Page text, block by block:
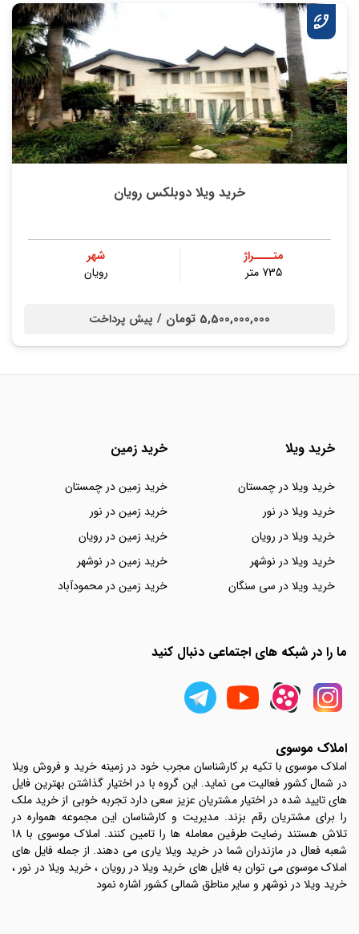
خرید ویلا دوبلکس رویان
متــــراژ
735 متر
شهر
رویان
5,500,000,000 تومان / پیش پرداخت
خرید ویلا
خرید ویلا در چمستان
خرید ویلا در نور
خرید ویلا در رویان
خرید ویلا در نوشهر
خرید ویلا در سی سنگان
خرید زمین
خرید زمین در چمستان
خرید زمین در نور
خرید زمین در رویان
خرید زمین در نوشهر
خرید زمین در محمودآباد
ما را در شبکه های اجتماعی دنبال کنید
املاک موسوی
املاک موسوی با تکیه بر کارشناسان مجرب خود در زمینه خرید و فروش ویلا
در شمال کشور فعالیت می نماید. این گروه با در اختیار گذاشتن بهترین فایل
های تایید شده در اختیار مشتریان عزیز سعی دارد تجربه خوبی از خرید ملک
را برای مشتریان رقم بزند. مدیریت و کارشناسان این مجموعه همواره در
تلاش هستند رضایت طرفین معامله ها را تامین کنند. املاک موسوی با 18
شعبه فعال در مازندران شما در خرید ویلا یاری می دهند. از جمله فایل های
املاک موسوی می توان به فایل های خرید ویلا در رویان ، خرید ویلا در نور ،
خرید ویلا در نوشهر و سایر مناطق شمالی کشور اشاره نمود